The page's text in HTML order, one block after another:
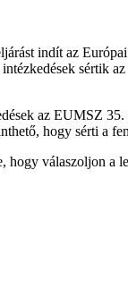
indít az
sértik
az EUMSZ
hogy sérti a
hogy válaszoljon